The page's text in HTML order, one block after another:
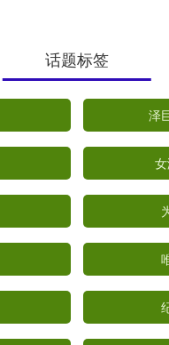
话题标签
泽